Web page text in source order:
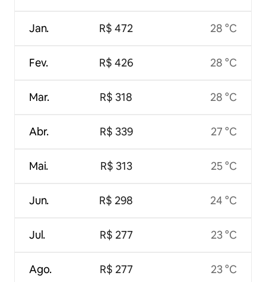
Jan.
Fev.
Mar.
Abr.
Mai.
Jun.
Jul.
Ago.
R$ 472
R$ 426
R$ 318
R$ 339
R$ 313
R$ 298
R$ 277
R$ 277
28 °C
28 °C
28 °C
27 °C
25 °C
24 °C
23 °C
23 °C